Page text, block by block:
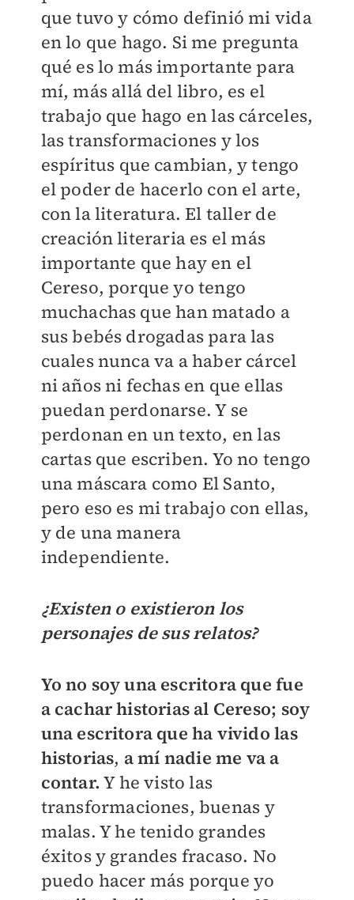
que tuvo y cómo definió mi vida
en lo que hago. Si me pregunta
qué es lo más importante para
mí, más allá del libro, es el
trabajo que hago en las cárceles,
las transformaciones y los
espíritus que cambian, y tengo
el poder de hacerlo con el arte,
con la literatura. El taller de
creación literaria es el más
importante que hay en el
Cereso, porque yo tengo
muchachas que han matado a
sus bebés drogadas para las
cuales nunca va a haber cárcel
ni años ni fechas en que ellas
puedan perdonarse. Y se
perdonan en un texto, en las
cartas que escriben. Yo no tengo
una máscara como El Santo,
pero eso es mi trabajo con ellas,
y de una manera
independiente.
¿Existen o existieron los
personajes de sus relatos?
Yo no soy una escritora que fue
a cachar historias al Cereso; soy
una escritora que ha vivido las
historias, a mí nadie me va a
contar.Y he visto las
transformaciones, buenas y
malas. Y he tenido grandes
éxitos y grandes fracaso. No
puedo hacer más porque yo